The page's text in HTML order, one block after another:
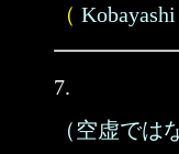
（
7.
（空虚では